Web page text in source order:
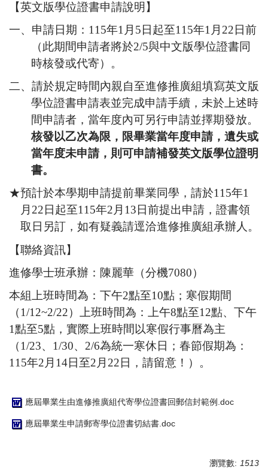
【英文版學位證書申請說明】
一、申請日期： 115年1 月 5 日起至115年1 月 22 日前
（此期間申請者將於2/5與中文版學位證書同
時核發或代寄）。
二、請於規定時間內親自至進修推廣組填寫英文版
學位證書申請表並完成申請手續，未於上述時
間申請者，當年度內可另行申請並擇期發放。
核發以乙次為限，限畢業當年度申請，遺失或
當年度未申請，則可申請補發英文版學位證明
書。
★預計於本學期申請提前畢業同學，請於115年1
月 22 日起至115年2 月 13 日前提出申請，證書領
取日另訂，如有疑義請逕洽進修推廣組承辦人。
【聯絡資訊】
進修學士班承辦：陳麗華（分機7080）
本組上班時間為：下午2點至10點；寒假期間
（1/12~2/22）上班時間為：上午8點至12點、下午
1點至5點，實際上班時間以寒假行事曆為主
（1/23、 1/30、 2/6為統一寒休日； 春節假期為：
115年2 月 14日至2 月 22 日，請留意！）。
應屆畢業生由進修推廣組代寄學位證書回郵信封範例.doc
應屆畢業生申請郵寄學位證書切結書.doc
瀏覽數: 1513